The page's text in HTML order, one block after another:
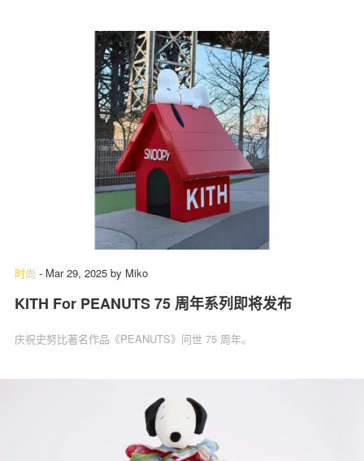
时尚 - Mar 29, 2025 by Miko
KITH For PEANUTS 75 周年系列即将发布
庆祝史努比著名作品《PEANUTS》问世 75 周年。